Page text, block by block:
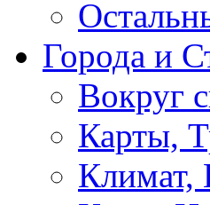
Города и
Вокруг
Карты,
Климат,